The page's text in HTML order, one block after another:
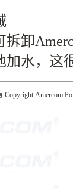
拆卸
加水，这
Copyright.Amercom